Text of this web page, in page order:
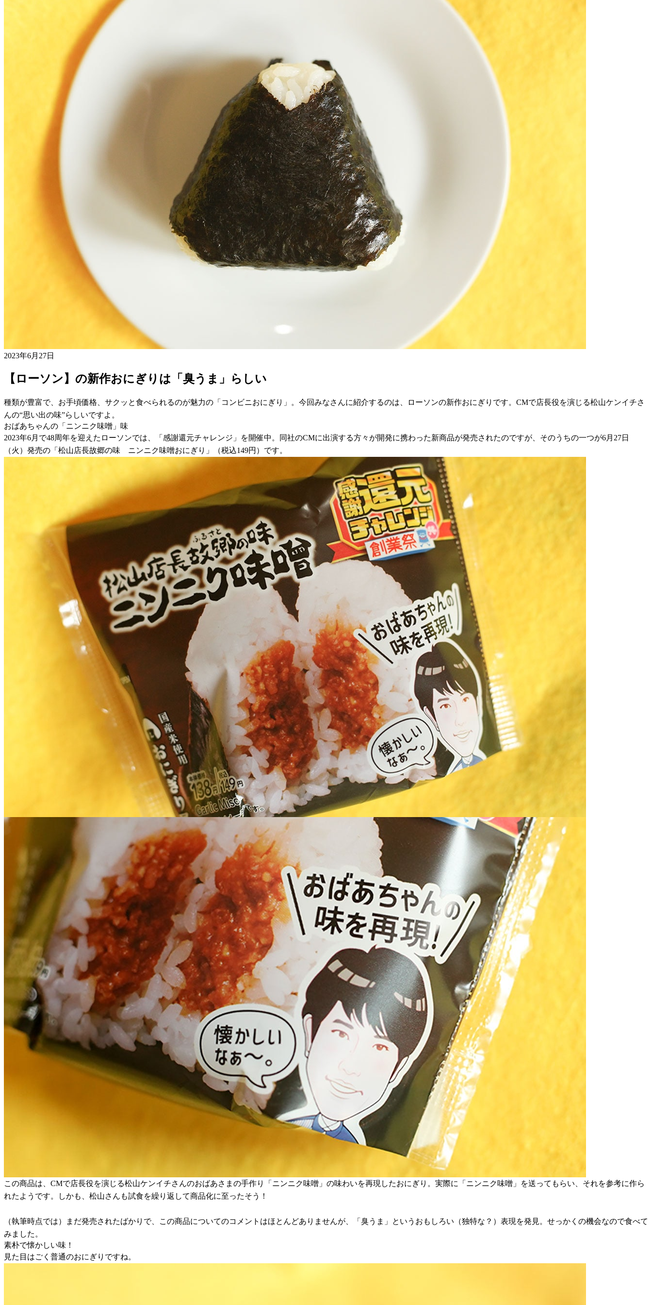
2023年6月27日
【ローソン】の新作おにぎりは「臭うま」らしい
種類が豊富で、お手頃価格、サクッと食べられるのが魅力の「コンビニおにぎり」。今回みなさんに紹介するのは、ローソンの新作おにぎりです。CMで店長役を演じる松山ケンイチさ
んの“思い出の味”らしいですよ。
おばあちゃんの「ニンニク味噌」味
2023年6月で48周年を迎えたローソンでは、「感謝還元チャレンジ」を開催中。同社のCMに出演する方々が開発に携わった新商品が発売されたのですが、そのうちの一つが6月27日
（火）発売の「松山店長故郷の味 ニンニク味噌おにぎり」（税込149円）です。
この商品は、CMで店長役を演じる松山ケンイチさんのおばあさまの手作り「ニンニク味噌」の味わいを再現したおにぎり。実際に「ニンニク味噌」を送ってもらい、それを参考に作ら
れたようです。しかも、松山さんも試食を繰り返して商品化に至ったそう！
（執筆時点では）まだ発売されたばかりで、この商品についてのコメントはほとんどありませんが、「臭うま」というおもしろい（独特な？）表現を発見。せっかくの機会なので食べて
みました。
素朴で懐かしい味！
見た目はごく普通のおにぎりですね。